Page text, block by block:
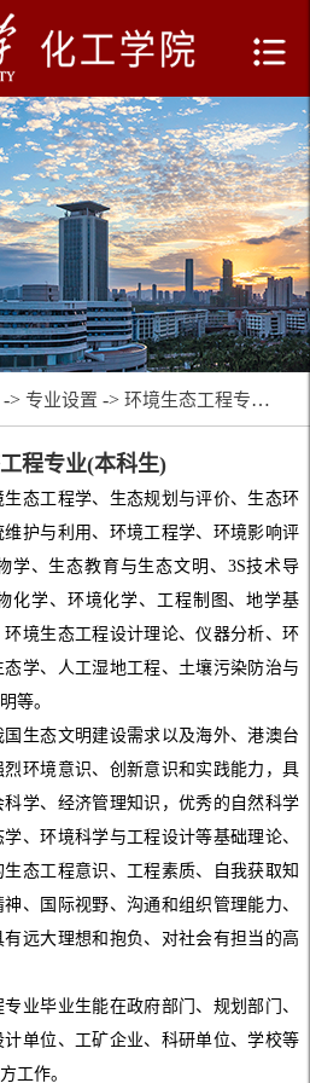
-> 专业设置 -> 环境生态工程专业(本科生)
程专业(本科生)
态工程学、生态规划与评价、生态环
护与利用、环境工程学、环境影响评
学、生态教育与生态文明、 3S技术导
化学、环境化学、工程制图、地学基
境生态工程设计理论、仪器分析、环
学、人工湿地工程、土壤污染防治与
等。
生态文明建设需求以及海外、港澳台
环境意识、创新意识和实践能力，具
学、经济管理知识，优秀的自然科学
、环境科学与工程设计等基础理论、
态工程意识、工程素质、自我获取知
、国际视野、沟通和组织管理能力、
远大理想和抱负、对社会有担当的高
业毕业生能在政府部门、规划部门、
单位、工矿企业、科研单位、学校等
工作。